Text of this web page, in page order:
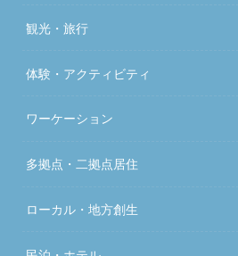
観光・旅行
体験・アクティビティ
ワーケーション
多拠点・二拠点居住
ローカル・地方創生